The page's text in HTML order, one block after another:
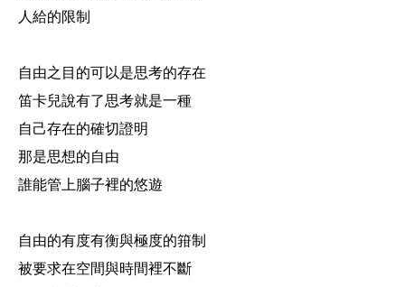
人給的限制
自由之目的可以是思考的存在
笛卡兒說有了思考就是一種
自己存在的確切證明
那是思想的自由
誰能管上腦子裡的悠遊
自由的有度有衡與極度的箝制
被要求在空間與時間裡不斷